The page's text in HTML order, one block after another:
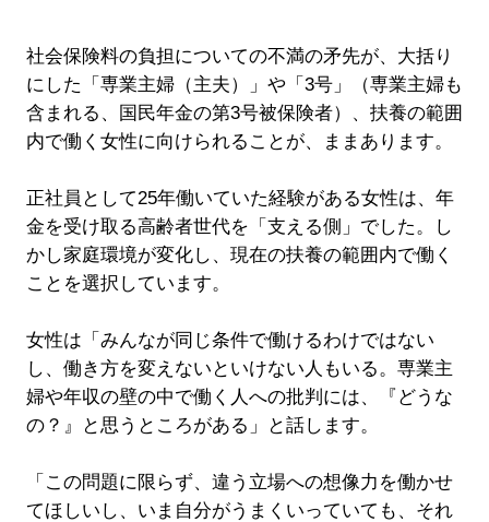
社会保険料の負担についての不満の矛先が、大括り
にした「専業主婦（主夫）」や「3号」（専業主婦も
含まれる、国民年金の第3号被保険者）、扶養の範囲
内で働く女性に向けられることが、ままあります。
正社員として25年働いていた経験がある女性は、年
金を受け取る高齢者世代を「支える側」でした。し
かし家庭環境が変化し、現在の扶養の範囲内で働く
ことを選択しています。
女性は「みんなが同じ条件で働けるわけではない
し、働き方を変えないといけない人もいる。専業主
婦や年収の壁の中で働く人への批判には、『どうな
の？』と思うところがある」と話します。
「この問題に限らず、違う立場への想像力を働かせ
てほしいし、いま自分がうまくいっていても、それ